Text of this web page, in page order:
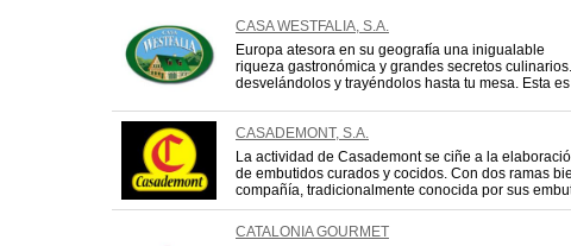
CASA WESTFALIA, S.A.
Europa atesora en su geografía una inigualable
riqueza gastronómica y grandes secretos
desvelándolos y trayéndolos hasta tu mesa. Esta
CASADEMONT, S.A.
La actividad de Casademont se ciñe a la
de embutidos curados y cocidos. Con dos ramas
compañía, tradicionalmente conocida por sus
CATALONIA GOURMET